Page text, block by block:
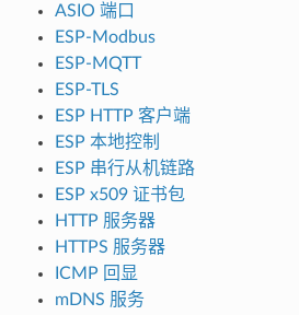
ASIO 端口
ESP-Modbus
ESP-MQTT
ESP-TLS
ESP HTTP 客户端
ESP 本地控制
ESP 串行从机链路
ESP x509 证书包
HTTP 服务器
HTTPS 服务器
ICMP 回显
mDNS 服务